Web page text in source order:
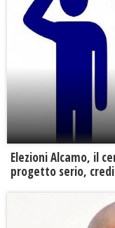
Elezioni Alcamo, il
progetto serio,